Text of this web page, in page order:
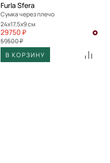
Furla Sfera
Сумка через плечо
24x17,5x9 см
29750 ₽
59500 ₽
В КОРЗИНУ